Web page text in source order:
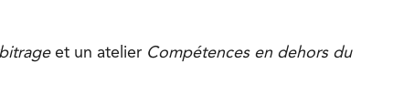
et un atelier Compétences en dehors du